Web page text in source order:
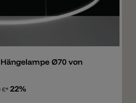
Ø70 von
€* 22%